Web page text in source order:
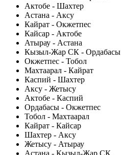
Актобе - Шахтер
Астана - Аксу
Кайрат - Окжетпес
Кайсар - Актобе
Атырау - Астана
Кызыл-Жар СК - Ордабасы
Окжетпес - Тобол
Махтаарал - Кайрат
Каспий - Шахтер
Аксу - Жетысу
Актобе - Каспий
Ордабасы - Окжетпес
Тобол - Махтаарал
Кайрат - Кайсар
Шахтер - Аксу
Жетысу - Атырау